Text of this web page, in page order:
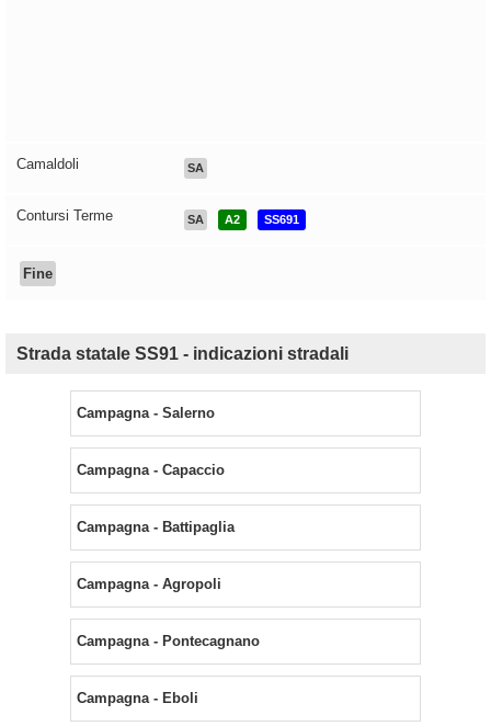
Camaldoli SA
Contursi Terme SA A2 SS691
Fine
Strada statale SS91 - indicazioni stradali
Campagna - Salerno
Campagna - Capaccio
Campagna - Battipaglia
Campagna - Agropoli
Campagna - Pontecagnano
Campagna - Eboli